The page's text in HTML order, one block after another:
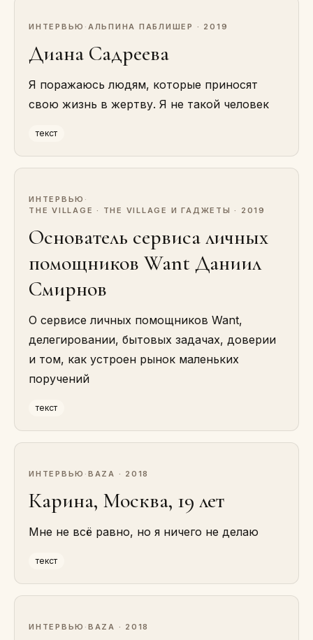
ИНТЕРВЬЮ · АЛЬПИНА ПАБЛИШЕР · 2019
Диана Садреева
Я поражаюсь людям, которые приносят
свою жизнь в жертву. Я не такой человек
текст
ИНТЕРВЬЮ ·
THE VILLAGE · THE VILLAGE И ГАДЖЕТЫ · 2019
Основатель сервиса личных
помощников Want Даниил
Смирнов
О сервисе личных помощников Want,
делегировании, бытовых задачах, доверии
и том, как устроен рынок маленьких
поручений
текст
ИНТЕРВЬЮ · BAZA · 2018
Карина, Москва, 19 лет
Мне не всё равно, но я ничего не делаю
текст
ИНТЕРВЬЮ · BAZA · 2018